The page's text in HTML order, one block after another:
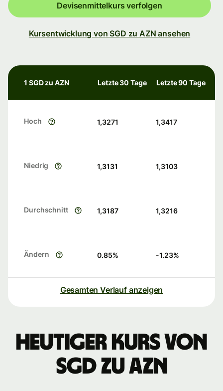
Devisenmittelkurs verfolgen
Kursentwicklung von SGD zu AZN ansehen
1 SGD zu AZN Letzte 30 Tage Letzte 90 Tage
Hoch 1,3271 1,3417
Niedrig 1,3131 1,3103
Durchschnitt 1,3187 1,3216
Ändern 0.85% -1.23%
Gesamten Verlauf anzeigen
Heutiger Kurs von
SGD zu AZN